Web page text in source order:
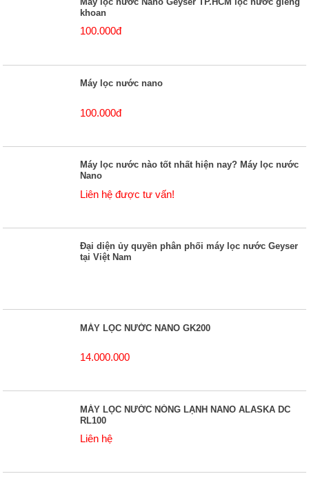
khoan
100.000đ
Máy lọc nước nano
100.000đ
Máy lọc nước nào tốt nhất hiện nay? Máy lọc nước
Nano
Liên hệ được tư vấn!
Đại diện ủy quyền phân phối máy lọc nước Geyser
tại Việt Nam
MÁY LỌC NƯỚC NANO GK200
14.000.000
MÁY LỌC NƯỚC NÓNG LẠNH NANO ALASKA DC
RL100
Liên hệ